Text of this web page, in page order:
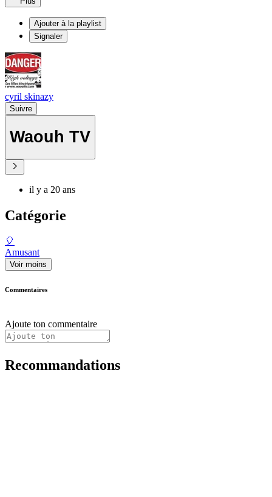
Ajouter à la playlist
Signaler
cyril skinazy
Suivre
Waouh TV
il y a 20 ans
Catégorie
🎈
Amusant
Voir moins
Commentaires
Ajoute ton commentaire
Recommandations